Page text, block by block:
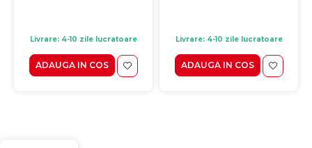
Livrare: 4-10 zile lucratoare
ADAUGA IN COS
Livrare: 4-10 zile lucratoare
ADAUGA IN COS